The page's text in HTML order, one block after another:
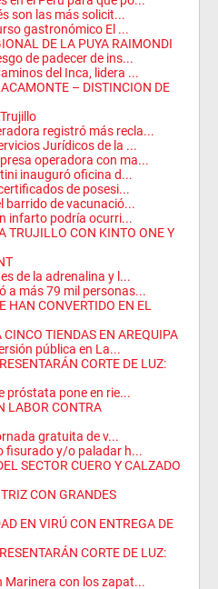
son las más solicit...
gastronómico El ...
DE LA PUYA RAIMONDI
de padecer de ins...
del Inca, lidera ...
– DISTINCION DE
registró más recla...
Jurídicos de la ...
operadora con ma...
inauguró oficina d...
de posesi...
barrido de vacunació...
infarto podría ocurri...
TRUJILLO CON KINTO ONE Y
de la adrenalina y l...
a más 79 mil personas...
HAN CONVERTIDO EN EL
TIENDAS EN AREQUIPA
pública en La...
CORTE DE LUZ:
próstata pone en rie...
LABOR CONTRA
gratuita de v...
fisurado y/o paladar h...
SECTOR CUERO Y CALZADO
CON GRANDES
EN VIRÚ CON ENTREGA DE
CORTE DE LUZ:
Marinera con los zapat...